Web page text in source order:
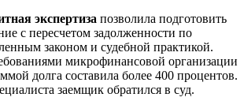
экспертиза позволила подготовить
с пересчетом задолженности по
законом и судебной практикой.
микрофинансовой организации
долга составила более 400 процентов.
заемщик обратился в суд.